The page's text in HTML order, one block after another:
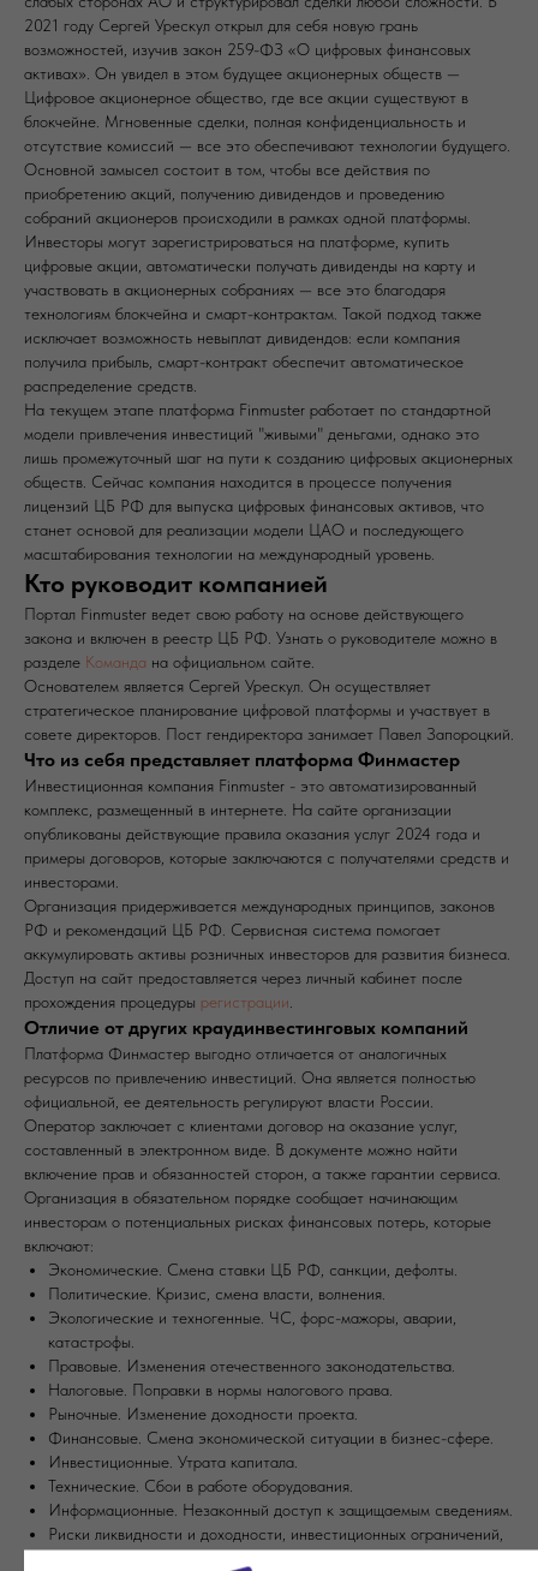
2021 году Сергей Урескул открыл для себя новую грань
возможностей, изучив закон 259-ФЗ «О цифровых финансовых
активах». Он увидел в этом будущее акционерных обществ —
Цифровое акционерное общество, где все акции существуют в
блокчейне. Мгновенные сделки, полная конфиденциальность и
отсутствие комиссий — все это обеспечивают технологии будущего.
Основной замысел состоит в том, чтобы все действия по
приобретению акций, получению дивидендов и проведению
собраний акционеров происходили в рамках одной платформы.
Инвесторы могут зарегистрироваться на платформе, купить
цифровые акции, автоматически получать дивиденды на карту и
участвовать в акционерных собраниях — все это благодаря
технологиям блокчейна и смарт-контрактам. Такой подход также
исключает возможность невыплат дивидендов: если компания
получила прибыль, смарт-контракт обеспечит автоматическое
распределение средств.
На текущем этапе платформа Finmuster работает по стандартной
модели привлечения инвестиций "живыми" деньгами, однако это
лишь промежуточный шаг на пути к созданию цифровых акционерных
обществ. Сейчас компания находится в процессе получения
лицензий ЦБ РФ для выпуска цифровых финансовых активов, что
станет основой для реализации модели ЦАО и последующего
масштабирования технологии на международный уровень.
Кто руководит компанией
Портал Finmuster ведет свою работу на основе действующего
закона и включен в реестр ЦБ РФ. Узнать о руководителе можно в
разделе Команда на официальном сайте.
Основателем является Сергей Урескул. Он осуществляет
стратегическое планирование цифровой платформы и участвует в
совете директоров. Пост гендиректора занимает Павел Запороцкий.
Что из себя представляет платформа Финмастер
Инвестиционная компания Finmuster - это автоматизированный
комплекс, размещенный в интернете. На сайте организации
опубликованы действующие правила оказания услуг 2024 года и
примеры договоров, которые заключаются с получателями средств и
инвесторами.
Организация придерживается международных принципов, законов
РФ и рекомендаций ЦБ РФ. Сервисная система помогает
аккумулировать активы розничных инвесторов для развития бизнеса.
Доступ на сайт предоставляется через личный кабинет после
прохождения процедуры регистрации
Отличие от других краудинвестинговых компаний
Платформа Финмастер выгодно отличается от аналогичных
ресурсов по привлечению инвестиций. Она является полностью
официальной, ее деятельность регулируют власти России.
Оператор заключает с клиентами договор на оказание услуг,
составленный в электронном виде. В документе можно найти
включение прав и обязанностей сторон, а также гарантии сервиса.
Организация в обязательном порядке сообщает начинающим
инвесторам о потенциальных рисках финансовых потерь, которые
включают:
Экономические. Смена ставки ЦБ РФ, санкции, дефолты.
Политические. Кризис, смена власти, волнения.
Экологические и техногенные. ЧС, форс-мажоры, аварии,
катастрофы.
Правовые. Изменения отечественного законодательства.
Налоговые. Поправки в нормы налогового права.
Рыночные. Изменение доходности проекта.
Финансовые. Смена экономической ситуации в бизнес-сфере.
Инвестиционные. Утрата капитала.
Технические. Сбои в работе оборудования.
Информационные. Незаконный доступ к защищаемым сведениям.
Риски ликвидности и доходности, инвестиционных ограничений,